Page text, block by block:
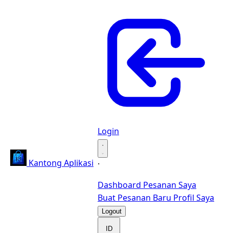
Kantong Aplikasi
Login
·
·
Dashboard Pesanan Saya
Buat Pesanan Baru Profil Saya
Logout
ID